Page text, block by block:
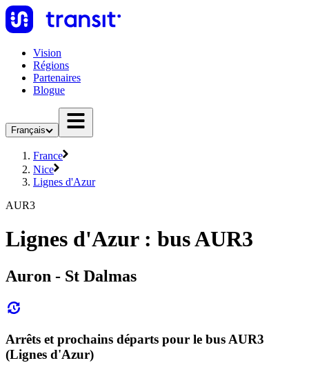
Vision
Régions
Partenaires
Blogue
Français
France
Nice
Lignes d'Azur
AUR3
Lignes d'Azur : bus AUR3
Auron - St Dalmas
Arrêts et prochains départs pour le bus AUR3
(Lignes d'Azur)